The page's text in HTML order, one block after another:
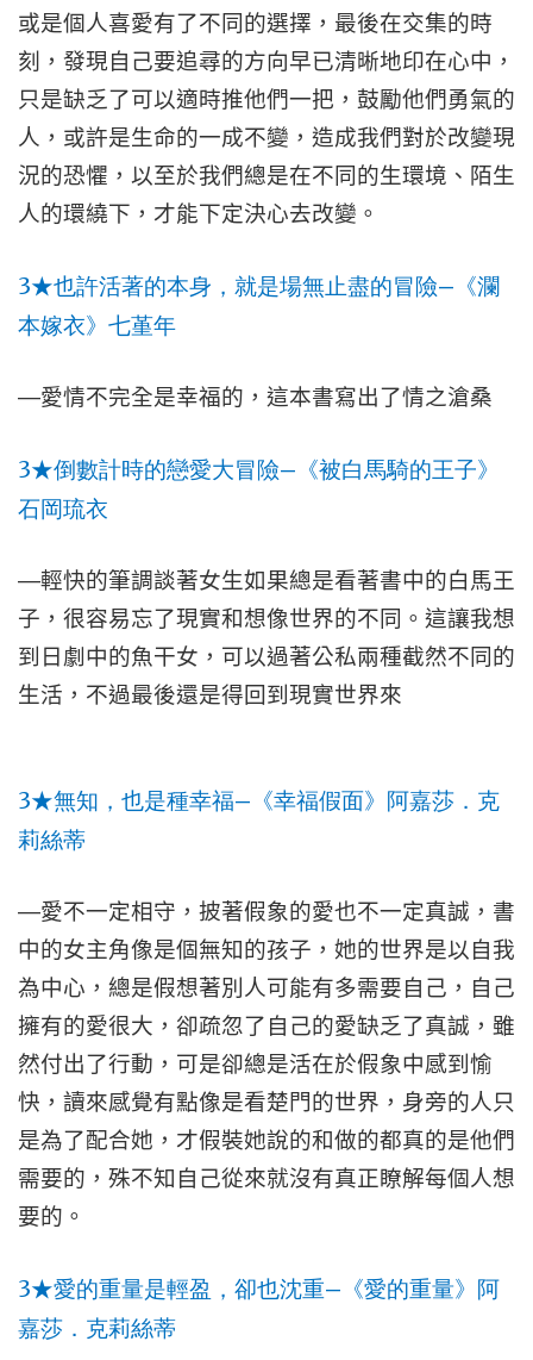
或是個人喜愛有了不同的選擇，最後在交集的時
刻，發現自己要追尋的方向早已清晰地印在心中，
只是缺乏了可以適時推他們一把，鼓勵他們勇氣的
人，或許是生命的一成不變，造成我們對於改變現
況的恐懼，以至於我們總是在不同的生環境、陌生
人的環繞下，才能下定決心去改變。
3★也許活著的本身，就是場無止盡的冒險— 《瀾
本嫁衣》七堇年
—愛情不完全是幸福的，這本書寫出了情之滄桑
3★倒數計時的戀愛大冒險— 《被白馬騎的王子》
石岡琉衣
—輕快的筆調談著女生如果總是看著書中的白馬王
子，很容易忘了現實和想像世界的不同。這讓我想
到日劇中的魚干女，可以過著公私兩種截然不同的
生活，不過最後還是得回到現實世界來
3★無知，也是種幸福— 《幸福假面》阿嘉莎．克
莉絲蒂
—愛不一定相守，披著假象的愛也不一定真誠，書
中的女主角像是個無知的孩子，她的世界是以自我
為中心，總是假想著別人可能有多需要自己，自己
擁有的愛很大，卻疏忽了自己的愛缺乏了真誠，雖
然付出了行動，可是卻總是活在於假象中感到愉
快，讀來感覺有點像是看楚門的世界，身旁的人只
是為了配合她，才假裝她說的和做的都真的是他們
需要的，殊不知自己從來就沒有真正瞭解每個人想
要的。
3★愛的重量是輕盈，卻也沈重— 《愛的重量》阿
嘉莎．克莉絲蒂